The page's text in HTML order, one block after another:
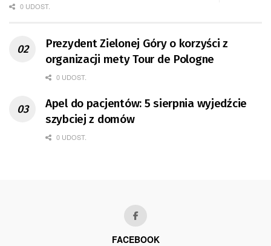
0 UDOST.
Prezydent Zielonej Góry o korzyści z
organizacji mety Tour de Pologne
0 UDOST.
Apel do pacjentów: 5 sierpnia wyjedźcie
szybciej z domów
0 UDOST.
FACEBOOK